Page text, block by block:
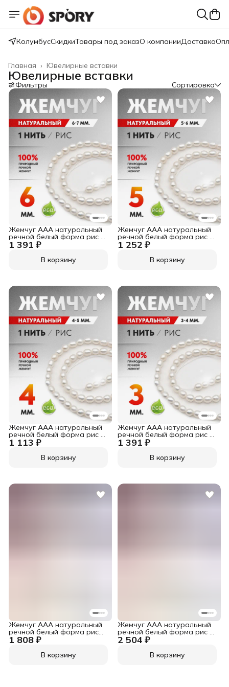
КолумбусСкидкиТовары под заказО компанииДоставка
Ювелирные вставки
Главная ›
Ювелирные вставки
Фильтры Сортировка
1 391 ₽
Жемчуг ААА натуральный
речной белый форма рис 6-
7 мм. 1 нить ~38 см.
В корзину
1 252 ₽
Жемчуг ААА натуральный
речной белый форма рис 5-
6 мм. 1 нить ~38 см.
В корзину
1 113 ₽
Жемчуг ААА натуральный
речной белый форма рис 4-
5 мм. 1 нить ~38 см.
В корзину
1 391 ₽
Жемчуг ААА натуральный
речной белый форма рис 3-
4 мм. 1 нить ~38 см.
В корзину
1 808 ₽
Жемчуг ААА натуральный
речной белый форма рис
2,5-3 мм. 1 нить ~38 см.
В корзину
2 504 ₽
Жемчуг ААА натуральный
речной белый форма рис 2-
2,5 мм. 1 нить ~38 см.
В корзину